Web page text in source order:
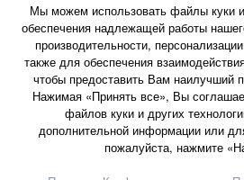
Мы можем использовать файлы куки
обеспечения надлежащей работы
производительности,
также для обеспечения
чтобы предоставить Вам наилучший
Нажимая «Принять все», Вы
файлов куки и других
дополнительной информации или
пожалуйста, нажмите
Свяжитесь с нами
Политика
Политика в